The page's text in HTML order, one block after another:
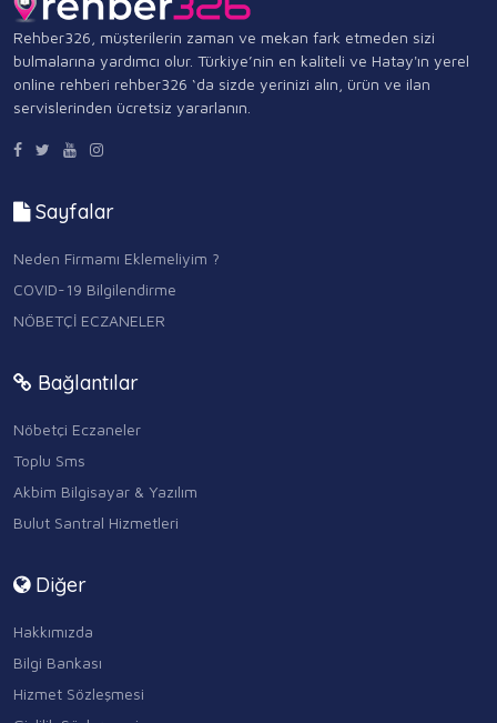
Rehber326, müşterilerin zaman ve mekan fark etmeden sizi
bulmalarına yardımcı olur. Türkiye’nin en kaliteli ve Hatay'ın yerel
online rehberi rehber326 ‘da sizde yerinizi alın, ürün ve ilan
servislerinden ücretsiz yararlanın.
Sayfalar
Neden Firmamı Eklemeliyim ?
COVID-19 Bilgilendirme
NÖBETÇİ ECZANELER
Bağlantılar
Nöbetçi Eczaneler
Toplu Sms
Akbim Bilgisayar & Yazılım
Bulut Santral Hizmetleri
Diğer
Hakkımızda
Bilgi Bankası
Hizmet Sözleşmesi